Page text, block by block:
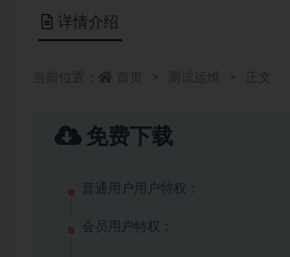
详情介绍
免费下载
普通用户用户特权：
会员用户特权：